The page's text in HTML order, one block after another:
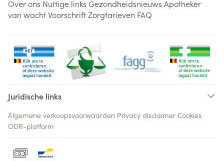
Over ons Nuttige links Gezondheidsnieuws Apotheker
van wachtVoorschriftZorgtarieven FAQ
Juridische links
Algemene verkoopsvoorwaarden Privacy disclaimer Cookies
ODR-platform